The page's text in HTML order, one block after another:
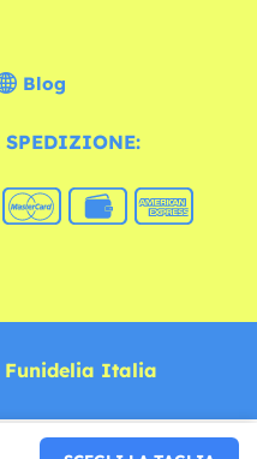
Blog
SPEDIZIONE:
Funidelia Italia